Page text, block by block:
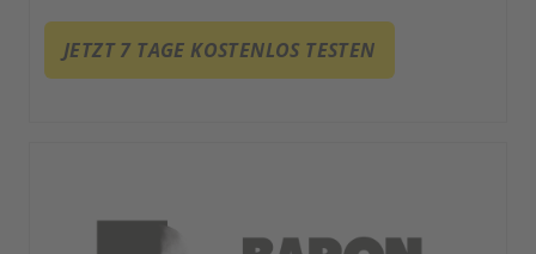
JETZT 7 TAGE KOSTENLOS TESTEN